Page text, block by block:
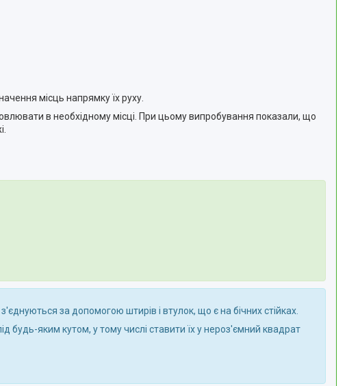
місць напрямку їх руху.
в необхідному місці. При цьому випробування показали, що
за допомогою штирів і втулок, що є на бічних стійках.
будь-яким кутом, у тому числі ставити їх у нероз'ємний квадрат